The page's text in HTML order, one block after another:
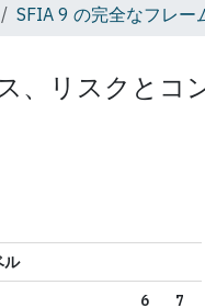
SFIA 9 の完全なフレー
、リスクとコ
ル
6
7